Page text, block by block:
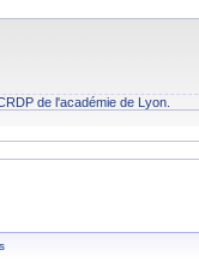
de l'académie de Lyon.